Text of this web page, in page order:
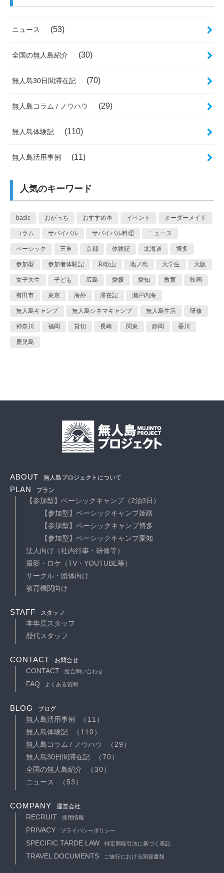
ニュース (53)
全国の無人島紹介 (30)
無人島30日間滞在記 (70)
無人島コラム / ノウハウ (29)
無人島体験記 (110)
無人島活用事例 (11)
人気のキーワード
basic おがっち おすすめ本 イベント オーダーメイド
コラム サバイバル サバイバル料理 ニュース
ベーシック 三重 京都 体験記 北海道 博多
参加型 参加者体験記 和歌山 地ノ島 大学生 大阪
女子大生 子ども 広島 愛媛 愛知 教育 映画
有田市 東京 海外 滞在記 瀬戸内海
無人島キャンプ 無人島シネマキャンプ 無人島生活 研修
神奈川 福岡 貸切 長崎 関東 静岡 香川
鹿児島
ABOUT 無人島プロジェクトについて
PLAN プラン
【参加型】ベーシックキャンプ（2泊3日）
【参加型】ベーシックキャンプ姫路
【参加型】ベーシックキャンプ博多
【参加型】ベーシックキャンプ愛知
法人向け（社内行事・研修等）
撮影・ロケ（TV・YOUTUBE等）
サークル・団体向け
教育機関向け
STAFF スタッフ
本年度スタッフ
歴代スタッフ
CONTACT お問合せ
CONTACT 総合問い合わせ
FAQ よくある質問
BLOG ブログ
無人島活用事例
（11）
無人島体験記
（110）
無人島コラム / ノウハウ
（29）
無人島30日間滞在記
（70）
全国の無人島紹介
（30）
ニュース
（53）
COMPANY 運営会社
RECRUIT 採用情報
PRIVACY プライバシーポリシー
SPECIFIC TARDE LAW 特定商取引法に基づく表記
TRAVEL DOCUMENTS ご旅行における関係書類